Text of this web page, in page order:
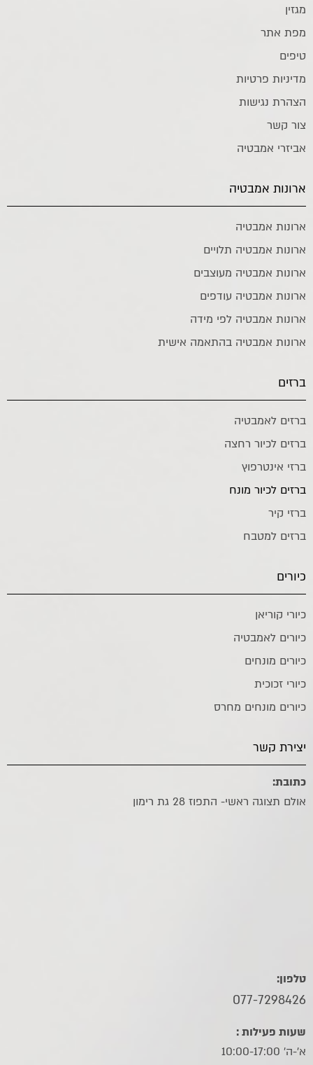
מגזין
מפת אתר
טיפים
מדיניות פרטיות
הצהרת נגישות
צור קשר
אביזרי אמבטיה
ארונות אמבטיה
ארונות אמבטיה
ארונות אמבטיה תלויים
ארונות אמבטיה מעוצבים
ארונות אמבטיה עודפים
ארונות אמבטיה לפי מידה
ארונות אמבטיה בהתאמה אישית
ברזים
ברזים לאמבטיה
ברזים לכיור רחצה
ברזי אינטרפוץ
ברזים לכיור מונח
ברזי קיר
ברזים למטבח
כיורים
כיורי קוריאן
כיורים לאמבטיה
כיורים מונחים
כיורי זכוכית
כיורים מונחים מחרס
יצירת קשר
כתובת:
אולם תצוגה ראשי- התפוז 28 גת רימון
טלפון:
077-7298426
שעות פעילות :
א'-ה' 10:00-17:00